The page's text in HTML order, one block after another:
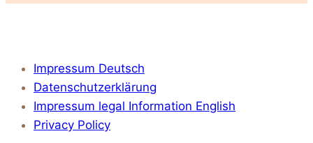
Impressum Deutsch
Datenschutzerklärung
Impressum legal Information English
Privacy Policy